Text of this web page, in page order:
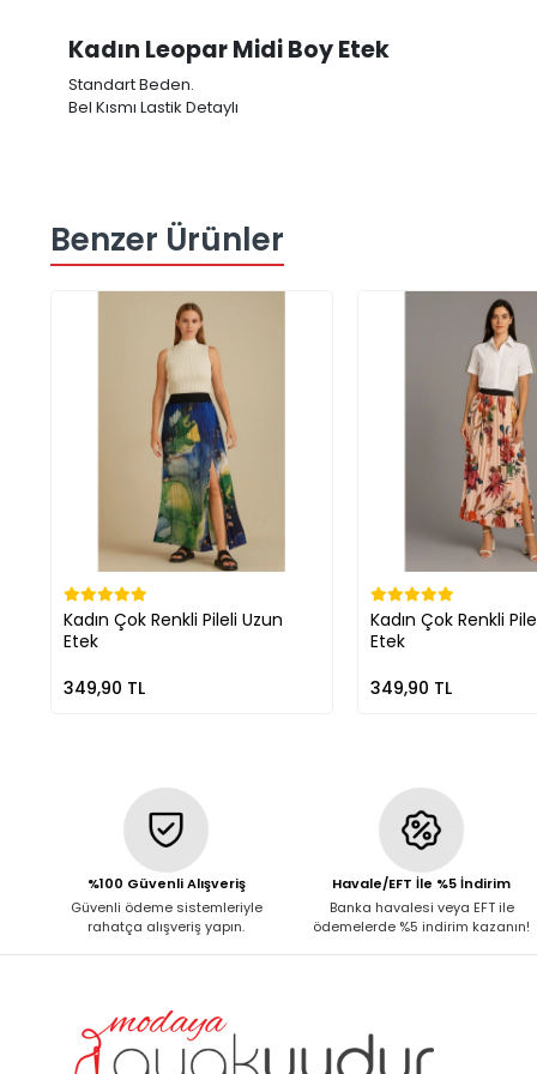
Kadın Leopar Midi Boy Etek
Standart Beden.
Bel Kısmı Lastik Detaylı
Benzer Ürünler
Kadın Çok Renkli Pileli Uzun
Etek
349,90 TL
Kadın Çok Renkli
Etek
349,90 TL
%100 Güvenli Alışveriş
Güvenli ödeme sistemleriyle
rahatça alışveriş yapın.
Havale/EFT İle %5 İndirim
Banka havalesi veya EFT ile
ödemelerde %5 indirim kazanın!